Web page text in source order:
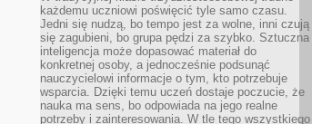
każdemu uczniowi poświęcić tyle samo czasu.
Jedni się nudzą, bo tempo jest za wolne, inni czują
się zagubieni, bo grupa pędzi za szybko. Sztuczna
inteligencja może dopasować materiał do
konkretnej osoby, a jednocześnie podsunąć
nauczycielowi informacje o tym, kto potrzebuje
wsparcia. Dzięki temu uczeń dostaje poczucie, że
nauka ma sens, bo odpowiada na jego realne
potrzeby i zainteresowania. W tle tego wszystkiego